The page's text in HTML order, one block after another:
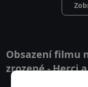
Obsazení filmu
zrozené - Herci